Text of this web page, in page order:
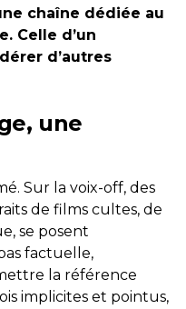
chaîne dédiée au
Celle d’un
d’autres
une
Sur la voix-off, des
de films cultes, de
se posent
factuelle,
la référence
implicites et pointus,